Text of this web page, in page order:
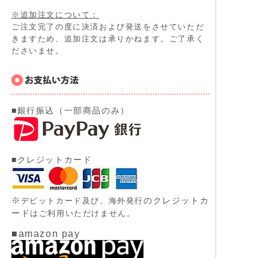
※追加注文について：
ご注文完了の度に決済および発送をさせていただ
きますため、追加注文は承りかねます。ご了承く
ださいませ。
■銀行振込（一部商品のみ）
■クレジットカード
※ デビットカード及び、 海外発行のクレジットカ
ード はご利用いただけません。
■amazon pay